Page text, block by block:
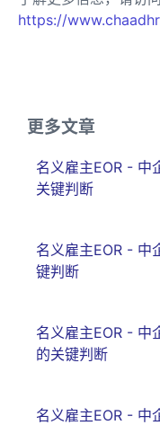
https://
更多文章
名义雇主EOR - 中
关键判断
名义雇主EOR - 中
键判断
名义雇主EOR - 中
的关键判断
名义雇主EOR - 中